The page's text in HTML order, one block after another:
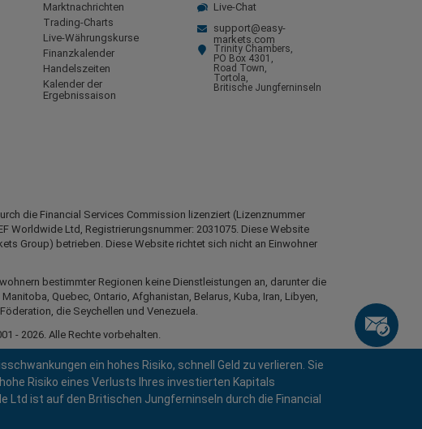
Marktnachrichten
Trading-Charts
Live-Währungskurse
Finanzkalender
Handelszeiten
Kalender der
Ergebnissaison
Live-Chat
support@easy-
markets.com
Trinity Chambers,
PO Box 4301,
Road Town,
Tortola,
Britische Jungferninseln
die Financial Services Commission lizenziert (Lizenznummer
Worldwide Ltd, Registrierungsnummer: 2031075. Diese Website
Group) betrieben. Diese Website richtet sich nicht an Einwohner
bestimmter Regionen keine Dienstleistungen an, darunter die
Quebec, Ontario, Afghanistan, Belarus, Kuba, Iran, Libyen,
die Seychellen und Venezuela.
- 2026. Alle Rechte vorbehalten.
ein hohes Risiko, schnell Geld zu verlieren. Sie
Risiko eines Verlusts Ihres investierten Kapitals
Ltd ist auf den Britischen Jungferninseln durch die Financial